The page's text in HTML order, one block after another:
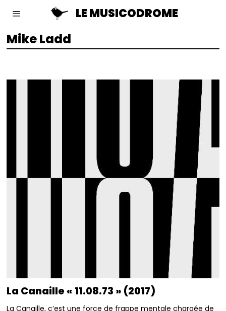
LE MUSICODROME
Mike Ladd
La Canaille « 11.08.73 » (2017)
La Canaille, c’est une force de frappe mentale chargée de